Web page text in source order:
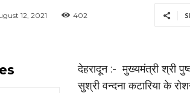
12, 2021 402
देहरादून :- मुख्यमंत्री श्री
सुश्री वन्दना कटारिया के